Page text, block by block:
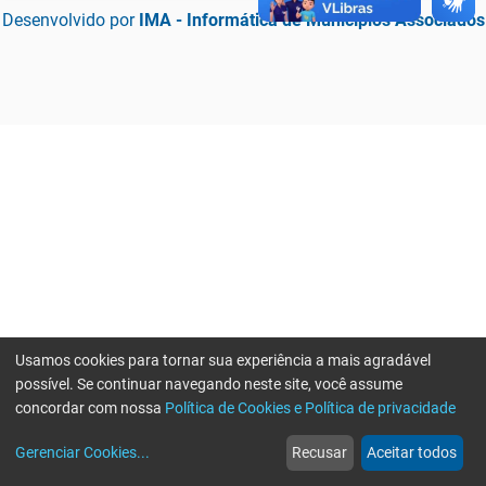
Desenvolvido por IMA - Informática de Municípios Associados
web
Notícias
more_horiz
Mais
Usamos cookies para tornar sua experiência a mais agradável
possível. Se continuar navegando neste site, você assume
concordar com nossa Política de Cookies e Política de privacidade
Gerenciar Cookies... Recusar Aceitar todos
Erro ao enviar informações, por favor tente novamente